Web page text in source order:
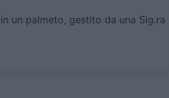
un palmeto, gestito da una Sig.ra